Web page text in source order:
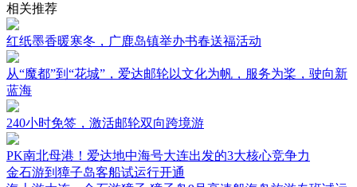
相关推荐
红纸墨香暖寒冬，广鹿岛镇举办书春送福活动
从“魔都”到“花城”，爱达邮轮以文化为帆，服务为桨，驶向新
蓝海
240小时免签，激活邮轮双向跨境游
PK南北母港！爱达地中海号大连出发的3大核心竞争力
金石游到獐子岛客船试运行开通